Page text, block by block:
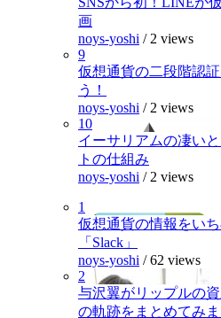
画
noys-yoshi / 2 views
9
仮想通貨の二段階認
う！
noys-yoshi / 2 views
10
イーサリアムの凄い
トの仕組み
noys-yoshi / 2 views
1
仮想通貨の情報をい
「Slack」
noys-yoshi /62 views
2
与沢翼がリップルの
の軌跡をまとめてみま